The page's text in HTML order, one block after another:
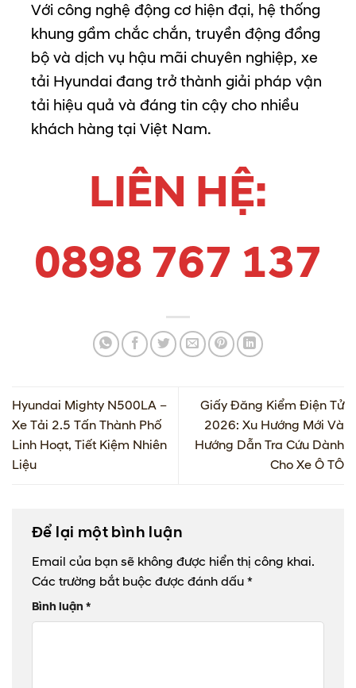
Với công nghệ động cơ hiện đại, hệ thống
khung gầm chắc chắn, truyền động đồng
bộ và dịch vụ hậu mãi chuyên nghiệp, xe
tải Hyundai đang trở thành giải pháp vận
tải hiệu quả và đáng tin cậy cho nhiều
khách hàng tại Việt Nam.
LIÊN HỆ:
0898 767 137
Hyundai Mighty N500LA –
Xe Tải 2.5 Tấn Thành Phố
Linh Hoạt, Tiết Kiệm Nhiên
Liệu
Giấy Đăng Kiểm Điện Tử
2026: Xu Hướng Mới Và
Hướng Dẫn Tra Cứu Dành
Cho Xe Ô TÔ
Để lại một bình luận
Email của bạn sẽ không được hiển thị công khai.
Các trường bắt buộc được đánh dấu *
Bình luận *